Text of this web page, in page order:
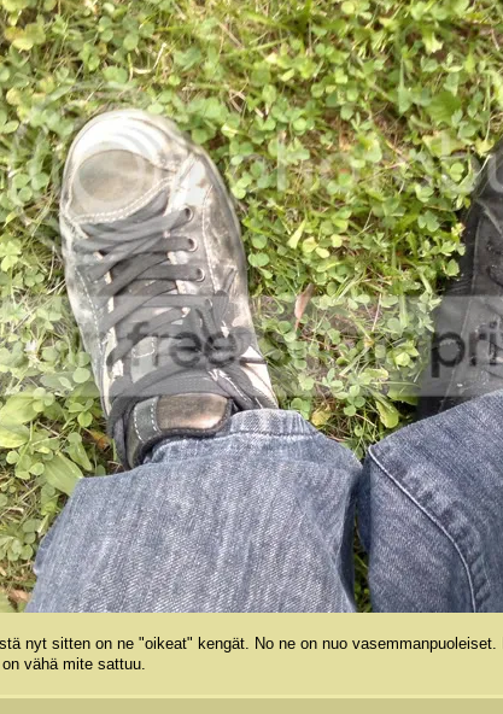
nyt sitten on ne "oikeat" kengät. No ne on nuo
vähä mite sattuu.